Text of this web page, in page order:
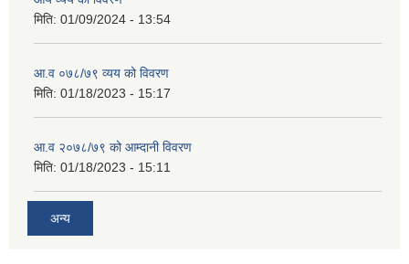
मिति: 01/09/2024 - 13:54
आ.व ०७८/७९ व्यय को विवरण
मिति: 01/18/2023 - 15:17
आ.व २०७८/७९ को आम्दानी विवरण
मिति: 01/18/2023 - 15:11
अन्य